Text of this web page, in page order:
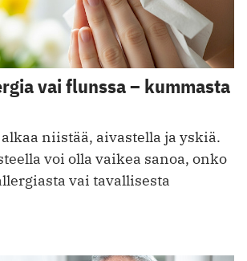
vai flunssa – kummasta
niistää, aivastella ja yskiä.
voi olla vaikea sanoa, onko
vai tavallisesta